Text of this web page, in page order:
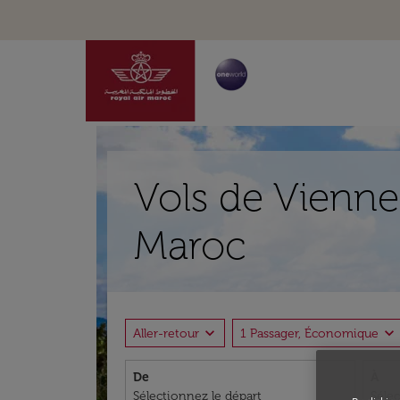
Vols de
Maroc
Aller-retour expand_more 1 Passager, Économique expand_more
De